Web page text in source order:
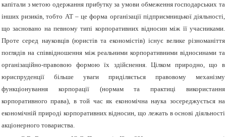
капітали з метою одержання прибутку за умови обмеження господарських та
інших ризиків, тобто АТ – це форма організації підприємницької діяльності,
що засновано на певному типі корпоративних відносин між її учасниками.
Проте серед науковців (юристів та економістів) існує велике різноманіття
поглядів на співвідношення між реальними корпоративними відносинами та
організаційно-правовою формою їх здійснення. Цілком природно, що в
юриспруденції більше уваги приділяється правовому механізму
функціонування корпорації (нормам та практиці використання
корпоративного права), в той час як економічна наука зосереджується на
економічній природі корпоративних відносин, що лежать в основі діяльності
акціонерного товариства.